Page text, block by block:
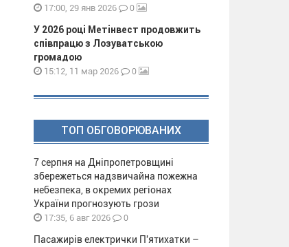
17:00, 29 янв 2026 0
У 2026 році Метінвест продовжить
співпрацю з Лозуватською
громадою
15:12, 11 мар 2026 0
ТОП ОБГОВОРЮВАНИХ
7 серпня на Дніпропетровщині
збережеться надзвичайна пожежна
небезпека, в окремих регіонах
України прогнозують грози
17:35, 6 авг 2026 0
Пасажирів електрички П'ятихатки –